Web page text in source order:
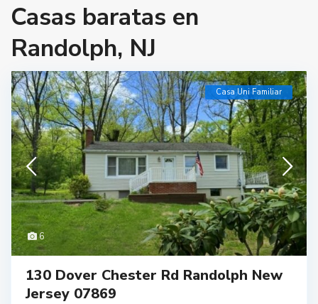
Casas baratas en
Randolph, NJ
6
Casa Uni Familiar
130 Dover Chester Rd Randolph New
Jersey 07869